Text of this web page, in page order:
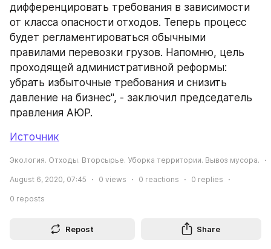
дифференцировать требования в зависимости
от класса опасности отходов. Теперь процесс
будет регламентироваться обычными
правилами перевозки грузов. Напомню, цель
проходящей административной реформы:
убрать избыточные требования и снизить
давление на бизнес", - заключил председатель
правления АЮР.
Источник
Экология. Отходы. Вторсырье. Уборка территории. Вывоз мусора.
August 6, 2020, 07:45 0 views 0 reactions 0 replies
0 reposts
Repost Share